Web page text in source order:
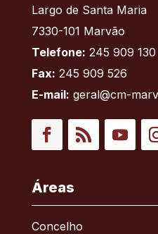
Largo de Santa Maria
7330-101 Marvão
Telefone: 245 909 130
Fax: 245 909 526
E-mail: geral@cm-
Áreas
Concelho